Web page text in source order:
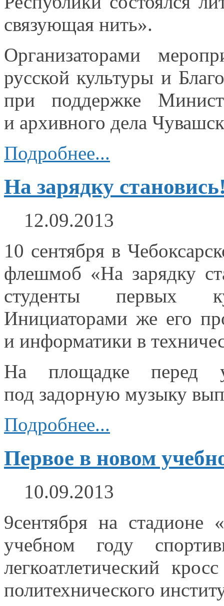
связующая нить».
Организаторами
русской культуры и
при поддержке
и архивного дела
Подробнее...
На зарядку
12.09.2013
10 сентября в
флешмоб «На зарядку
студенты первых
Инициаторами же его
и информатики в
На площадке перед
под задорную музыку
Подробнее...
Первое в новом
10.09.2013
9сентября на стадионе
учебном году
легкоатлетический
политехнического